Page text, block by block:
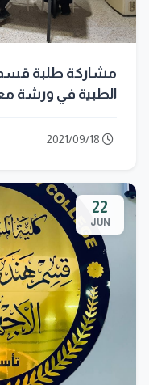
مشاركة طلبة قسم
الطبية في ورشة
22
JUN